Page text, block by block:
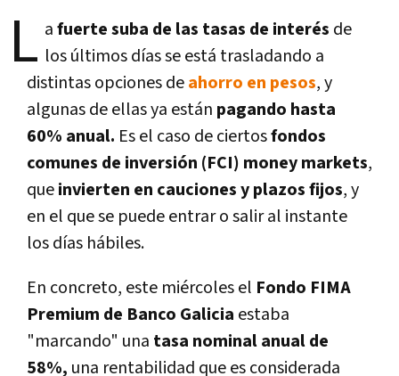
L afuerte suba de las tasas de interés de
los últimos días se está trasladando a
distintas opciones deahorro en pesos, y
algunas de ellas ya están pagando hasta
60% anual. Es el caso de ciertosfondos
comunes de inversión (FCI) money markets,
queinvierten en cauciones y plazos fijos, y
en el que se puede entrar o salir al instante
los días hábiles.
En concreto, este miércoles el Fondo FIMA
Premium de Banco Galicia estaba
"marcando" una tasa nominal anual de
58%, una rentabilidad que es considerada